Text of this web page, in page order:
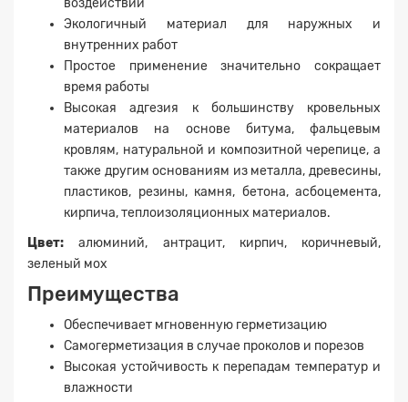
Экологичный материал для наружных и
внутренних работ
Простое применение значительно сокращает
время работы
Высокая адгезия к большинству кровельных
материалов на основе битума, фальцевым
кровлям, натуральной и композитной черепице, а
также другим основаниям из металла, древесины,
пластиков, резины, камня, бетона, асбоцемента,
кирпича, теплоизоляционных материалов.
Цвет:алюминий, антрацит, кирпич, коричневый,
зеленый мох
Преимущества
Обеспечивает мгновенную герметизацию
Самогерметизация в случае проколов и порезов
Высокая устойчивость к перепадам температур и
влажности
Заявка на расчет
Прикрепите
файл